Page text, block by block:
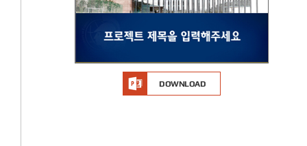
DOWNLOAD